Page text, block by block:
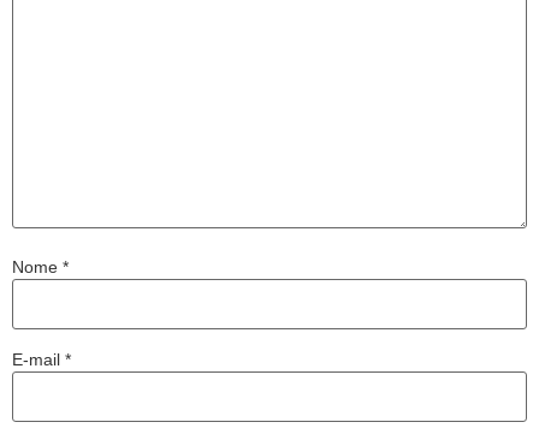
Nome *
E-mail *